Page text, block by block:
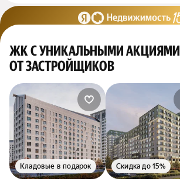
ЖК С УНИКАЛЬНЫМИ АКЦИЯМИ
ОТ ЗАСТРОЙЩИКОВ
Кладовые в подарок Скидка до 15%